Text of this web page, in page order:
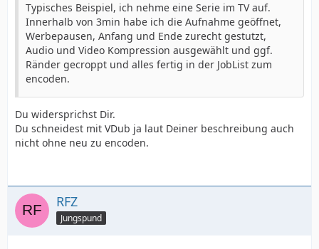
Typisches Beispiel, ich nehme eine Serie im TV auf.
Innerhalb von 3min habe ich die Aufnahme geöffnet,
Werbepausen, Anfang und Ende zurecht gestutzt,
Audio und Video Kompression ausgewählt und ggf.
Ränder gecroppt und alles fertig in der JobList zum
encoden.
Du widersprichst Dir.
Du schneidest mit VDub ja laut Deiner beschreibung auch
nicht ohne neu zu encoden.
RFZ
Jungspund